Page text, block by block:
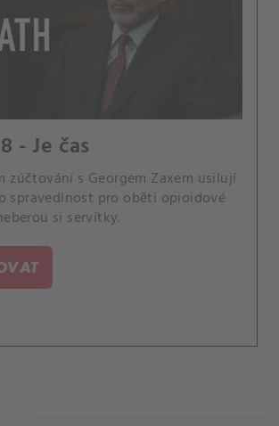
- Je čas
zúčtování s Georgem Zaxem usilují
spravedlnost pro oběti opioidové
si servítky.